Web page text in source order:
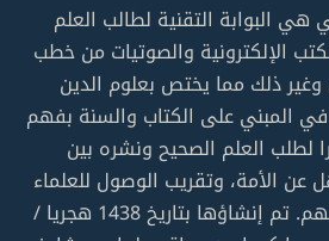
البوابة التقنية لطالب العلم
الإلكترونية والصوتيات من خطب
ذلك مما يختص بعلوم الدين
المبني على الكتاب والسنة بفهم
لطلب العلم الصحيح ونشره بين
عن الأمة، وتقريب الوصول للعلماء
والمشايخ والتلقي منهم. تم إنشاؤها بتاريخ 1438 هجريا /